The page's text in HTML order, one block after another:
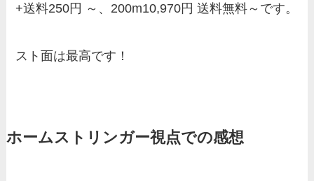
+送料250円 ～、200m10,970円 送料無料～です。
スト面は最高です！
ホームストリンガー視点での感想